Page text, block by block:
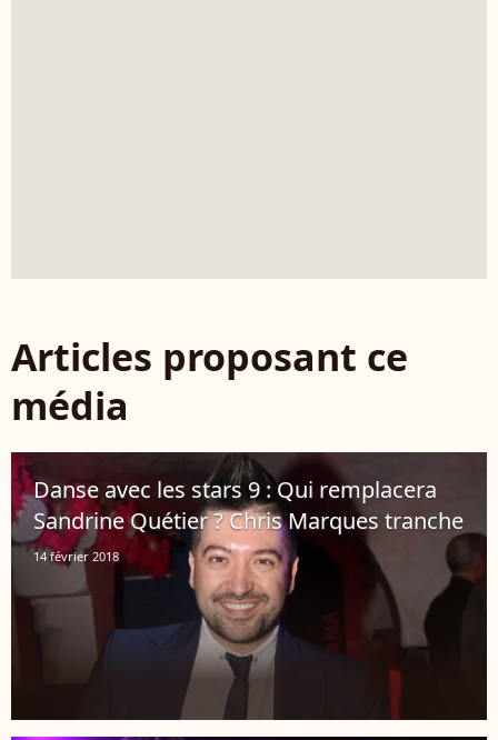
Articles proposant ce
média
Danse avec les stars 9 : Qui remplacera
Sandrine Quétier ? Chris Marques tranche
14 février 2018